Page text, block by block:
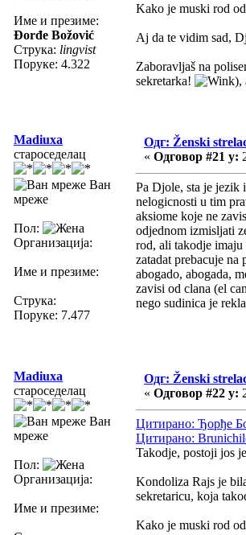
Име и презиме:
Đorđe Božović
Струка: lingvist
Поруке: 4.322
Kako je muski rod
Aj da te vidim sad,
Zaboravljaš na
sekretarka!
),
Madiuxa
староседелац
Ван
мреже
Пол:
Организација:
Име и презиме:
Струка:
Поруке: 7.477
Одг: Ženski
« Одговор #21 у:
Pa Djole, sta je jezik
nelogicnosti u tim
aksiome koje ne
odjednom izmisljati
rod, ali takodje imaju
zatadat prebacuje
abogado, abogada,
zavisi od clana (el
nego sudinica je
Madiuxa
староседелац
Ван
мреже
Пол:
Организација:
Име и презиме:
Одг: Ženski
« Одговор #22 у:
Цитирано: Ђорђе
Цитирано:
Takodje, postoji jos
Kondoliza Rajs je
sekretaricu, koja
Kako je muski rod